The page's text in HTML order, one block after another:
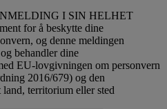
I SIN HELHET
for å beskytte dine
og denne meldingen
behandler dine
EU-lovgivningen om personvern
2016/679) og den
territorium eller sted